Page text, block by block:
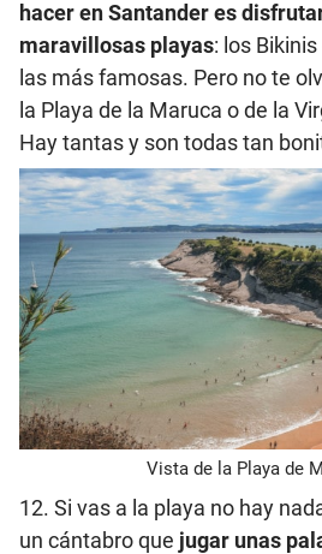
hacer en Santander es
maravillosas playas: los
las más famosas. Pero no te
la Playa de la Maruca o de la
Hay tantas y son todas tan
Vista de la Playa de
12. Si vas a la playa no hay
un cántabro que jugar unas